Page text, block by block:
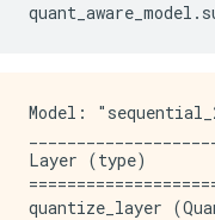
quant_aware_model .
Model:
Layer (type)
quantize_layer